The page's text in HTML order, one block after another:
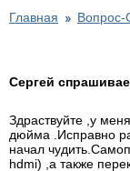
Главная Вопрос-
Сергей
Здраствуйте ,у
дюйма .Исправно
начал
hdmi) ,а также